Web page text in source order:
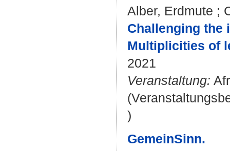
Alber, Erdmute ;
Challenging the
Multiplicities of
2021
Veranstaltung:
)
GemeinSinn.